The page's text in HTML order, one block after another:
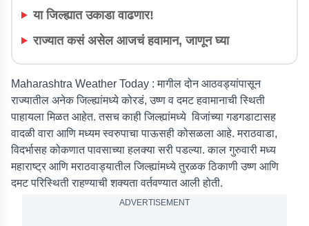
या जिल्ह्यात उकाडा वाढणार!
राज्यात कसं असेल आजचं हवामान, जाणून घ्या
Maharashtra Weather Today : मागील दोन आठवड्यांपासून
राज्यातील अनेक जिल्ह्यांमध्ये कोरडं, उष्ण व दमट हवामानाची स्थिती
पाहायला मिळत आहेत. तसच काही जिल्ह्यांमध्ये विजांच्या गडगडाटासह
वादळी वारा आणि मध्यम स्वरुपाचा पाऊसही कोसळला आहे. मराठवाडा,
विदर्भासह कोकणात पावसाच्या हलक्या सरी पडल्या. काल गुरुवारी मध्य
महाराष्ट्र आणि मराठवाड्यातील जिल्ह्यांमध्ये तुरळक ठिकाणी उष्ण आणि
दमट परिस्थिती राहण्याची शक्यता वर्तवण्यात आली होती.
ADVERTISEMENT